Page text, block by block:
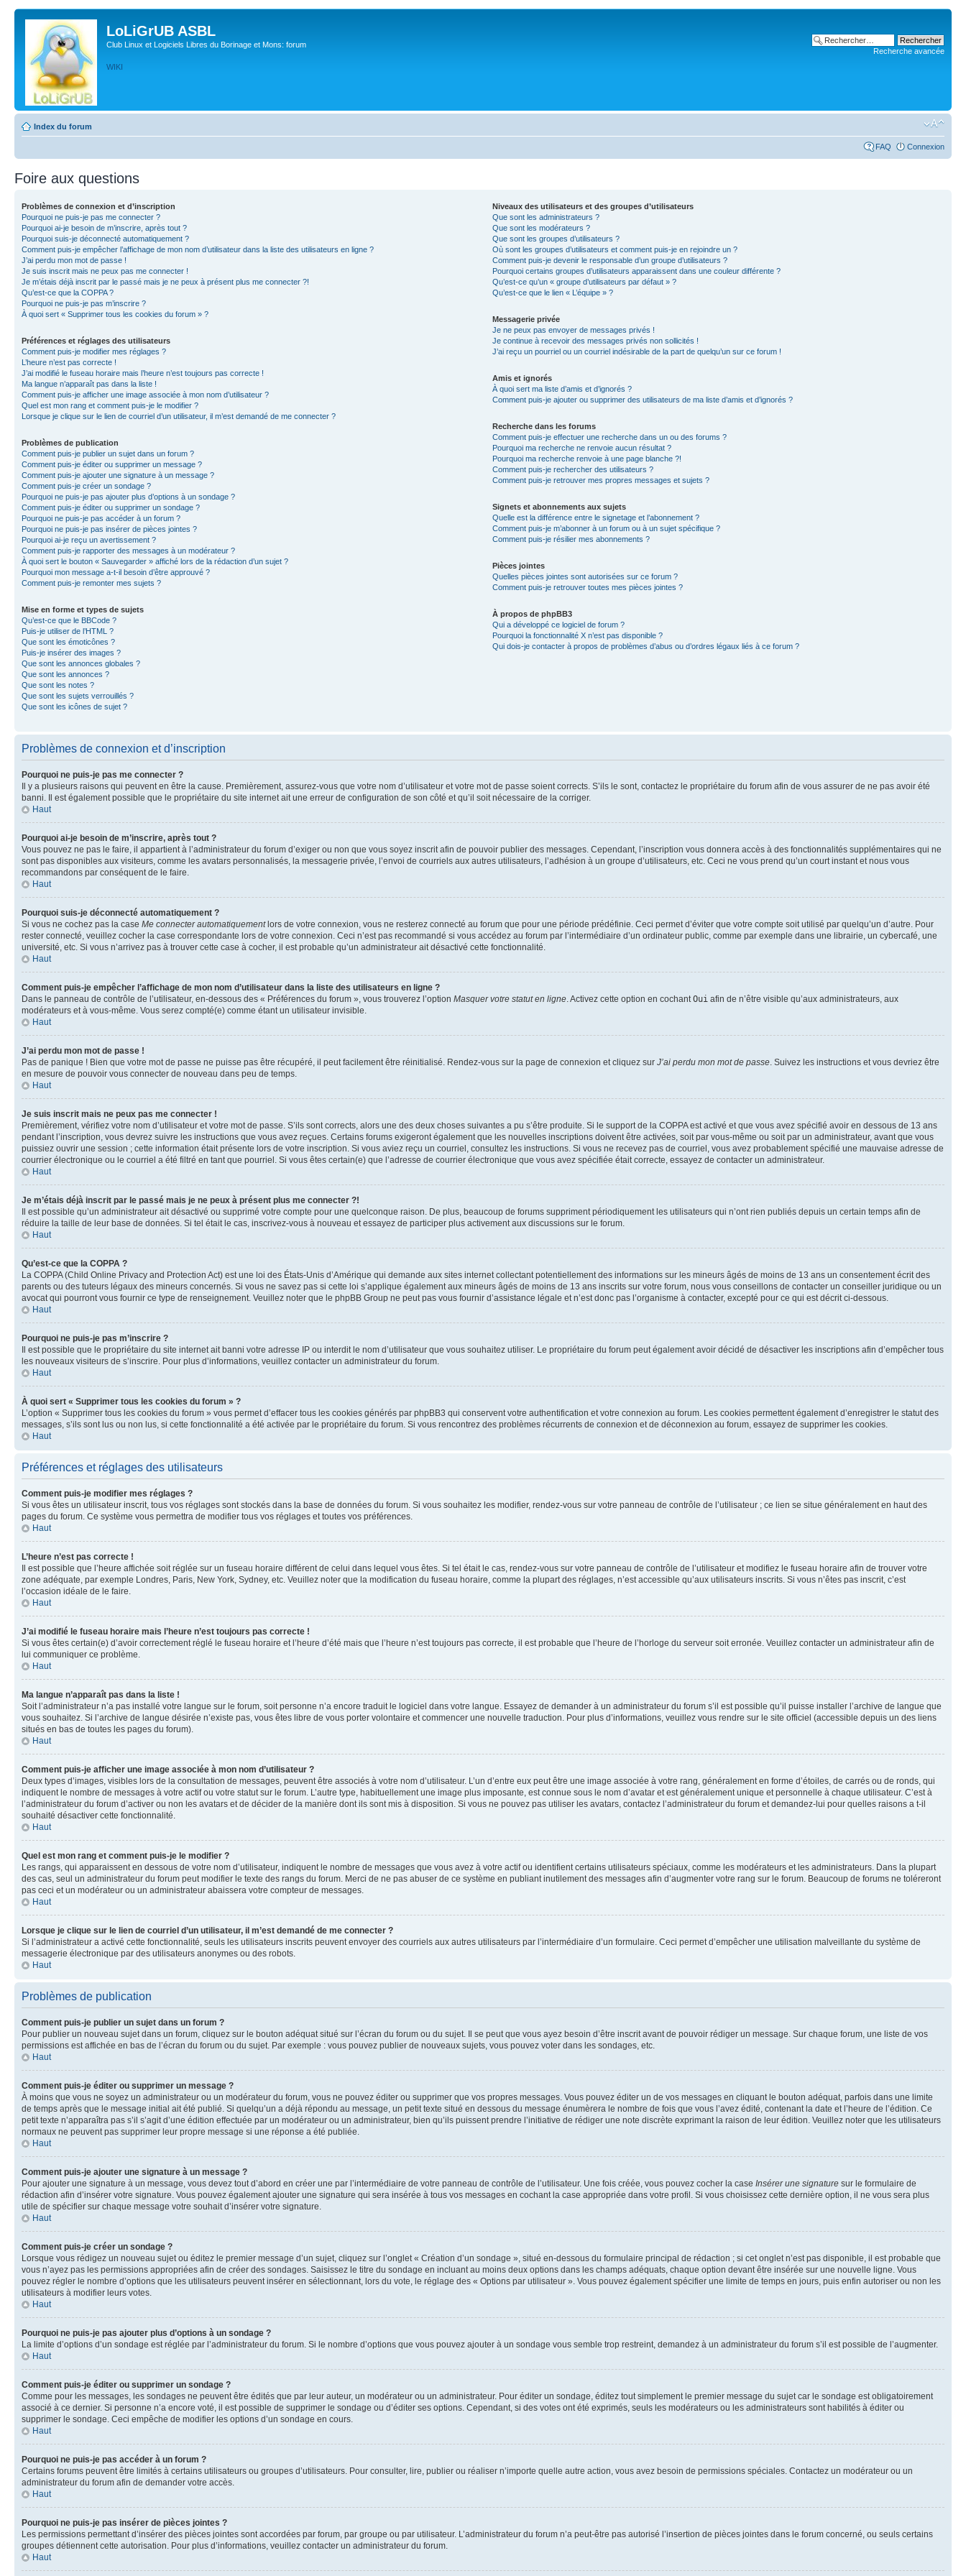
LoLiGrUB ASBL
Club Linux et Logiciels Libres du Borinage et Mons: forum
WIKI
Recherche avancée
Index du forum
FAQ Connexion
Foire aux questions
Problèmes de connexion et d’inscription
Pourquoi ne puis-je pas me connecter ?
Pourquoi ai-je besoin de m’inscrire, après tout ?
Pourquoi suis-je déconnecté automatiquement ?
Comment puis-je empêcher l’affichage de mon nom d’utilisateur dans la liste des utilisateurs en ligne ?
J’ai perdu mon mot de passe !
Je suis inscrit mais ne peux pas me connecter !
Je m’étais déjà inscrit par le passé mais je ne peux à présent plus me connecter ?!
Qu’est-ce que la COPPA ?
Pourquoi ne puis-je pas m’inscrire ?
À quoi sert « Supprimer tous les cookies du forum » ?
Préférences et réglages des utilisateurs
Comment puis-je modifier mes réglages ?
L’heure n’est pas correcte !
J’ai modifié le fuseau horaire mais l’heure n’est toujours pas correcte !
Ma langue n’apparaît pas dans la liste !
Comment puis-je afficher une image associée à mon nom d’utilisateur ?
Quel est mon rang et comment puis-je le modifier ?
Lorsque je clique sur le lien de courriel d’un utilisateur, il m’est demandé de me connecter ?
Problèmes de publication
Comment puis-je publier un sujet dans un forum ?
Comment puis-je éditer ou supprimer un message ?
Comment puis-je ajouter une signature à un message ?
Comment puis-je créer un sondage ?
Pourquoi ne puis-je pas ajouter plus d’options à un sondage ?
Comment puis-je éditer ou supprimer un sondage ?
Pourquoi ne puis-je pas accéder à un forum ?
Pourquoi ne puis-je pas insérer de pièces jointes ?
Pourquoi ai-je reçu un avertissement ?
Comment puis-je rapporter des messages à un modérateur ?
À quoi sert le bouton « Sauvegarder » affiché lors de la rédaction d’un sujet ?
Pourquoi mon message a-t-il besoin d’être approuvé ?
Comment puis-je remonter mes sujets ?
Mise en forme et types de sujets
Qu’est-ce que le BBCode ?
Puis-je utiliser de l’HTML ?
Que sont les émoticônes ?
Puis-je insérer des images ?
Que sont les annonces globales ?
Que sont les annonces ?
Que sont les notes ?
Que sont les sujets verrouillés ?
Que sont les icônes de sujet ?
Niveaux des utilisateurs et des groupes d’utilisateurs
Que sont les administrateurs ?
Que sont les modérateurs ?
Que sont les groupes d’utilisateurs ?
Où sont les groupes d’utilisateurs et comment puis-je en rejoindre un ?
Comment puis-je devenir le responsable d’un groupe d’utilisateurs ?
Pourquoi certains groupes d’utilisateurs apparaissent dans une couleur différente ?
Qu’est-ce qu’un « groupe d’utilisateurs par défaut » ?
Qu’est-ce que le lien « L’équipe » ?
Messagerie privée
Je ne peux pas envoyer de messages privés !
Je continue à recevoir des messages privés non sollicités !
J’ai reçu un pourriel ou un courriel indésirable de la part de quelqu’un sur ce forum !
Amis et ignorés
À quoi sert ma liste d’amis et d’ignorés ?
Comment puis-je ajouter ou supprimer des utilisateurs de ma liste d’amis et d’ignorés ?
Recherche dans les forums
Comment puis-je effectuer une recherche dans un ou des forums ?
Pourquoi ma recherche ne renvoie aucun résultat ?
Pourquoi ma recherche renvoie à une page blanche ?!
Comment puis-je rechercher des utilisateurs ?
Comment puis-je retrouver mes propres messages et sujets ?
Signets et abonnements aux sujets
Quelle est la différence entre le signetage et l’abonnement ?
Comment puis-je m’abonner à un forum ou à un sujet spécifique ?
Comment puis-je résilier mes abonnements ?
Pièces jointes
Quelles pièces jointes sont autorisées sur ce forum ?
Comment puis-je retrouver toutes mes pièces jointes ?
À propos de phpBB3
Qui a développé ce logiciel de forum ?
Pourquoi la fonctionnalité X n’est pas disponible ?
Qui dois-je contacter à propos de problèmes d’abus ou d’ordres légaux liés à ce forum ?
Problèmes de connexion et d’inscription
Pourquoi ne puis-je pas me connecter ?
Il y a plusieurs raisons qui peuvent en être la cause. Premièrement, assurez-vous que votre nom d’utilisateur et votre mot de passe soient corrects. S’ils le sont, contactez le propriétaire du forum afin de vous assurer de ne pas avoir été
banni. Il est également possible que le propriétaire du site internet ait une erreur de configuration de son côté et qu’il soit nécessaire de la corriger.
Haut
Pourquoi ai-je besoin de m’inscrire, après tout ?
Vous pouvez ne pas le faire, il appartient à l’administrateur du forum d’exiger ou non que vous soyez inscrit afin de pouvoir publier des messages. Cependant, l’inscription vous donnera accès à des fonctionnalités supplémentaires qui ne
sont pas disponibles aux visiteurs, comme les avatars personnalisés, la messagerie privée, l’envoi de courriels aux autres utilisateurs, l’adhésion à un groupe d’utilisateurs, etc. Ceci ne vous prend qu’un court instant et nous vous
recommandons par conséquent de le faire.
Haut
Pourquoi suis-je déconnecté automatiquement ?
Si vous ne cochez pas la case Me connecter automatiquementlors de votre connexion, vous ne resterez connecté au forum que pour une période prédéfinie. Ceci permet d’éviter que votre compte soit utilisé par quelqu’un d’autre. Pour
rester connecté, veuillez cocher la case correspondante lors de votre connexion. Ceci n’est pas recommandé si vous accédez au forum par l’intermédiaire d’un ordinateur public, comme par exemple dans une librairie, un cybercafé, une
université, etc. Si vous n’arrivez pas à trouver cette case à cocher, il est probable qu’un administrateur ait désactivé cette fonctionnalité.
Haut
Comment puis-je empêcher l’affichage de mon nom d’utilisateur dans la liste des utilisateurs en ligne ?
Dans le panneau de contrôle de l’utilisateur, en-dessous des « Préférences du forum », vous trouverez l’option Masquer votre statut en ligne. Activez cette option en cochantOui afin de n’être visible qu’aux administrateurs, aux
modérateurs et à vous-même. Vous serez compté(e) comme étant un utilisateur invisible.
Haut
J’ai perdu mon mot de passe !
Pas de panique ! Bien que votre mot de passe ne puisse pas être récupéré, il peut facilement être réinitialisé. Rendez-vous sur la page de connexion et cliquez sur J’ai perdu mon mot de passe. Suivez les instructions et vous devriez être
en mesure de pouvoir vous connecter de nouveau dans peu de temps.
Haut
Je suis inscrit mais ne peux pas me connecter !
Premièrement, vérifiez votre nom d’utilisateur et votre mot de passe. S’ils sont corrects, alors une des deux choses suivantes a pu s’être produite. Si le support de la COPPA est activé et que vous avez spécifié avoir en dessous de 13 ans
pendant l’inscription, vous devrez suivre les instructions que vous avez reçues. Certains forums exigeront également que les nouvelles inscriptions doivent être activées, soit par vous-même ou soit par un administrateur, avant que vous
puissiez ouvrir une session ; cette information était présente lors de votre inscription. Si vous aviez reçu un courriel, consultez les instructions. Si vous ne recevez pas de courriel, vous avez probablement spécifié une mauvaise adresse de
courrier électronique ou le courriel a été filtré en tant que pourriel. Si vous êtes certain(e) que l’adresse de courrier électronique que vous avez spécifiée était correcte, essayez de contacter un administrateur.
Haut
Je m’étais déjà inscrit par le passé mais je ne peux à présent plus me connecter ?!
Il est possible qu’un administrateur ait désactivé ou supprimé votre compte pour une quelconque raison. De plus, beaucoup de forums suppriment périodiquement les utilisateurs qui n’ont rien publiés depuis un certain temps afin de
réduire la taille de leur base de données. Si tel était le cas, inscrivez-vous à nouveau et essayez de participer plus activement aux discussions sur le forum.
Haut
Qu’est-ce que la COPPA ?
La COPPA (Child Online Privacy and Protection Act) est une loi des États-Unis d’Amérique qui demande aux sites internet collectant potentiellement des informations sur les mineurs âgés de moins de 13 ans un consentement écrit des
parents ou des tuteurs légaux des mineurs concernés. Si vous ne savez pas si cette loi s’applique également aux mineurs âgés de moins de 13 ans inscrits sur votre forum, nous vous conseillons de contacter un conseiller juridique ou un
avocat qui pourront vous fournir ce type de renseignement. Veuillez noter que le phpBB Group ne peut pas vous fournir d’assistance légale et n’est donc pas l’organisme à contacter, excepté pour ce qui est décrit ci-dessous.
Haut
Pourquoi ne puis-je pas m’inscrire ?
Il est possible que le propriétaire du site internet ait banni votre adresse IP ou interdit le nom d’utilisateur que vous souhaitez utiliser. Le propriétaire du forum peut également avoir décidé de désactiver les inscriptions afin d’empêcher tous
les nouveaux visiteurs de s’inscrire. Pour plus d’informations, veuillez contacter un administrateur du forum.
Haut
À quoi sert « Supprimer tous les cookies du forum » ?
L’option « Supprimer tous les cookies du forum » vous permet d’effacer tous les cookies générés par phpBB3 qui conservent votre authentification et votre connexion au forum. Les cookies permettent également d’enregistrer le statut des
messages, s’ils sont lus ou non lus, si cette fonctionnalité a été activée par le propriétaire du forum. Si vous rencontrez des problèmes récurrents de connexion et de déconnexion au forum, essayez de supprimer les cookies.
Haut
Préférences et réglages des utilisateurs
Comment puis-je modifier mes réglages ?
Si vous êtes un utilisateur inscrit, tous vos réglages sont stockés dans la base de données du forum. Si vous souhaitez les modifier, rendez-vous sur votre panneau de contrôle de l’utilisateur ; ce lien se situe généralement en haut des
pages du forum. Ce système vous permettra de modifier tous vos réglages et toutes vos préférences.
Haut
L’heure n’est pas correcte !
Il est possible que l’heure affichée soit réglée sur un fuseau horaire différent de celui dans lequel vous êtes. Si tel était le cas, rendez-vous sur votre panneau de contrôle de l’utilisateur et modifiez le fuseau horaire afin de trouver votre
zone adéquate, par exemple Londres, Paris, New York, Sydney, etc. Veuillez noter que la modification du fuseau horaire, comme la plupart des réglages, n’est accessible qu’aux utilisateurs inscrits. Si vous n’êtes pas inscrit, c’est
l’occasion idéale de le faire.
Haut
J’ai modifié le fuseau horaire mais l’heure n’est toujours pas correcte !
Si vous êtes certain(e) d’avoir correctement réglé le fuseau horaire et l’heure d’été mais que l’heure n’est toujours pas correcte, il est probable que l’heure de l’horloge du serveur soit erronée. Veuillez contacter un administrateur afin de
lui communiquer ce problème.
Haut
Ma langue n’apparaît pas dans la liste !
Soit l’administrateur n’a pas installé votre langue sur le forum, soit personne n’a encore traduit le logiciel dans votre langue. Essayez de demander à un administrateur du forum s’il est possible qu’il puisse installer l’archive de langue que
vous souhaitez. Si l’archive de langue désirée n’existe pas, vous êtes libre de vous porter volontaire et commencer une nouvelle traduction. Pour plus d’informations, veuillez vous rendre sur le site officiel (accessible depuis un des liens
situés en bas de toutes les pages du forum).
Haut
Comment puis-je afficher une image associée à mon nom d’utilisateur ?
Deux types d’images, visibles lors de la consultation de messages, peuvent être associés à votre nom d’utilisateur. L’un d’entre eux peut être une image associée à votre rang, généralement en forme d’étoiles, de carrés ou de ronds, qui
indiquent le nombre de messages à votre actif ou votre statut sur le forum. L’autre type, habituellement une image plus imposante, est connue sous le nom d’avatar et est généralement unique et personnelle à chaque utilisateur. C’est à
l’administrateur du forum d’activer ou non les avatars et de décider de la manière dont ils sont mis à disposition. Si vous ne pouvez pas utiliser les avatars, contactez l’administrateur du forum et demandez-lui pour quelles raisons a t-il
souhaité désactiver cette fonctionnalité.
Haut
Quel est mon rang et comment puis-je le modifier ?
Les rangs, qui apparaissent en dessous de votre nom d’utilisateur, indiquent le nombre de messages que vous avez à votre actif ou identifient certains utilisateurs spéciaux, comme les modérateurs et les administrateurs. Dans la plupart
des cas, seul un administrateur du forum peut modifier le texte des rangs du forum. Merci de ne pas abuser de ce système en publiant inutilement des messages afin d’augmenter votre rang sur le forum. Beaucoup de forums ne toléreront
pas ceci et un modérateur ou un administrateur abaissera votre compteur de messages.
Haut
Lorsque je clique sur le lien de courriel d’un utilisateur, il m’est demandé de me connecter ?
Si l’administrateur a activé cette fonctionnalité, seuls les utilisateurs inscrits peuvent envoyer des courriels aux autres utilisateurs par l’intermédiaire d’un formulaire. Ceci permet d’empêcher une utilisation malveillante du système de
messagerie électronique par des utilisateurs anonymes ou des robots.
Haut
Problèmes de publication
Comment puis-je publier un sujet dans un forum ?
Pour publier un nouveau sujet dans un forum, cliquez sur le bouton adéquat situé sur l’écran du forum ou du sujet. Il se peut que vous ayez besoin d’être inscrit avant de pouvoir rédiger un message. Sur chaque forum, une liste de vos
permissions est affichée en bas de l’écran du forum ou du sujet. Par exemple : vous pouvez publier de nouveaux sujets, vous pouvez voter dans les sondages, etc.
Haut
Comment puis-je éditer ou supprimer un message ?
À moins que vous ne soyez un administrateur ou un modérateur du forum, vous ne pouvez éditer ou supprimer que vos propres messages. Vous pouvez éditer un de vos messages en cliquant le bouton adéquat, parfois dans une limite
de temps après que le message initial ait été publié. Si quelqu’un a déjà répondu au message, un petit texte situé en dessous du message énumèrera le nombre de fois que vous l’avez édité, contenant la date et l’heure de l’édition. Ce
petit texte n’apparaîtra pas s’il s’agit d’une édition effectuée par un modérateur ou un administrateur, bien qu’ils puissent prendre l’initiative de rédiger une note discrète exprimant la raison de leur édition. Veuillez noter que les utilisateurs
normaux ne peuvent pas supprimer leur propre message si une réponse a été publiée.
Haut
Comment puis-je ajouter une signature à un message ?
Pour ajouter une signature à un message, vous devez tout d’abord en créer une par l’intermédiaire de votre panneau de contrôle de l’utilisateur. Une fois créée, vous pouvez cocher la case Insérer une signature sur le formulaire de
rédaction afin d’insérer votre signature. Vous pouvez également ajouter une signature qui sera insérée à tous vos messages en cochant la case appropriée dans votre profil. Si vous choisissez cette dernière option, il ne vous sera plus
utile de spécifier sur chaque message votre souhait d’insérer votre signature.
Haut
Comment puis-je créer un sondage ?
Lorsque vous rédigez un nouveau sujet ou éditez le premier message d’un sujet, cliquez sur l’onglet « Création d’un sondage », situé en-dessous du formulaire principal de rédaction ; si cet onglet n’est pas disponible, il est probable que
vous n’ayez pas les permissions appropriées afin de créer des sondages. Saisissez le titre du sondage en incluant au moins deux options dans les champs adéquats, chaque option devant être insérée sur une nouvelle ligne. Vous
pouvez régler le nombre d’options que les utilisateurs peuvent insérer en sélectionnant, lors du vote, le réglage des « Options par utilisateur ». Vous pouvez également spécifier une limite de temps en jours, puis enfin autoriser ou non les
utilisateurs à modifier leurs votes.
Haut
Pourquoi ne puis-je pas ajouter plus d’options à un sondage ?
La limite d’options d’un sondage est réglée par l’administrateur du forum. Si le nombre d’options que vous pouvez ajouter à un sondage vous semble trop restreint, demandez à un administrateur du forum s’il est possible de l’augmenter.
Haut
Comment puis-je éditer ou supprimer un sondage ?
Comme pour les messages, les sondages ne peuvent être édités que par leur auteur, un modérateur ou un administrateur. Pour éditer un sondage, éditez tout simplement le premier message du sujet car le sondage est obligatoirement
associé à ce dernier. Si personne n’a encore voté, il est possible de supprimer le sondage ou d’éditer ses options. Cependant, si des votes ont été exprimés, seuls les modérateurs ou les administrateurs sont habilités à éditer ou
supprimer le sondage. Ceci empêche de modifier les options d’un sondage en cours.
Haut
Pourquoi ne puis-je pas accéder à un forum ?
Certains forums peuvent être limités à certains utilisateurs ou groupes d’utilisateurs. Pour consulter, lire, publier ou réaliser n’importe quelle autre action, vous avez besoin de permissions spéciales. Contactez un modérateur ou un
administrateur du forum afin de demander votre accès.
Haut
Pourquoi ne puis-je pas insérer de pièces jointes ?
Les permissions permettant d’insérer des pièces jointes sont accordées par forum, par groupe ou par utilisateur. L’administrateur du forum n’a peut-être pas autorisé l’insertion de pièces jointes dans le forum concerné, ou seuls certains
groupes détiennent cette autorisation. Pour plus d’informations, veuillez contacter un administrateur du forum.
Haut